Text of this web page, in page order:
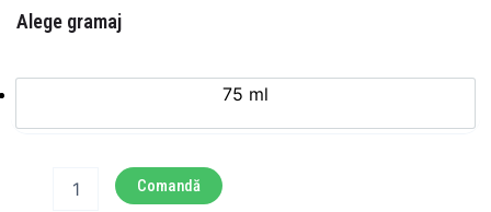
Alege gramaj
75 ml
Cantitate
Sos
hot
Comandă